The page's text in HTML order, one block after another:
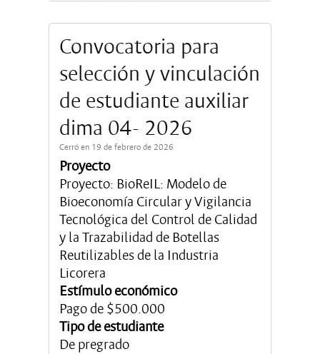
Convocatoria para
selección y vinculación
de estudiante auxiliar
dima 04- 2026
Cerró en 19 de febrero de 2026
Proyecto
Proyecto: BioReIL: Modelo de
Bioeconomía Circular y Vigilancia
Tecnológica del Control de Calidad
y la Trazabilidad de Botellas
Reutilizables de la Industria
Licorera
Estímulo económico
Pago de $500.000
Tipo de estudiante
De pregrado